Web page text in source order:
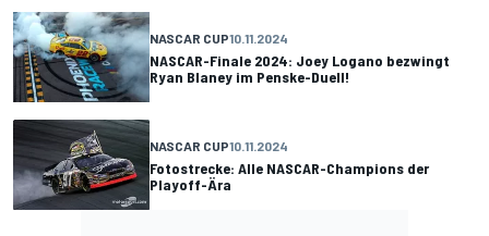
NASCAR CUP10.11.2024
NASCAR-Finale 2024: Joey Logano bezwingt
Ryan Blaney im Penske-Duell!
NASCAR CUP10.11.2024
Fotostrecke: Alle NASCAR-Champions der
Playoff-Ära